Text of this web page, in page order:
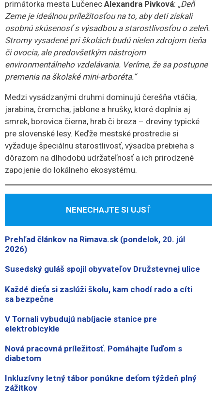
primátorka mesta Lučenec Alexandra Pivková: „Deň
Zeme je ideálnou príležitosťou na to, aby deti získali
osobnú skúsenosť s výsadbou a starostlivosťou o zeleň.
Stromy vysadené pri školách budú nielen zdrojom tieňa
či ovocia, ale predovšetkým nástrojom
environmentálneho vzdelávania. Veríme, že sa postupne
premenia na školské mini-arboréta.“
Medzi vysádzanými druhmi dominujú čerešňa vtáčia,
jarabina, čremcha, jablone a hrušky, ktoré doplnia aj
smrek, borovica čierna, hrab či breza – dreviny typické
pre slovenské lesy. Keďže mestské prostredie si
vyžaduje špeciálnu starostlivosť, výsadba prebieha s
dôrazom na dlhodobú udržateľnosť a ich prirodzené
zapojenie do lokálneho ekosystému.
NENECHAJTE SI UJSŤ
Prehľad článkov na Rimava.sk (pondelok, 20. júl
2026)
Susedský guláš spojil obyvateľov Družstevnej ulice
Každé dieťa si zaslúži školu, kam chodí rado a cíti
sa bezpečne
V Tornali vybudujú nabíjacie stanice pre
elektrobicykle
Nová pracovná príležitosť. Pomáhajte ľuďom s
diabetom
Inkluzívny letný tábor ponúkne deťom týždeň plný
zážitkov